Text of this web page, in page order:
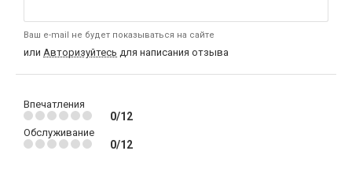
Ваш e-mail не будет показываться на сайте
или Авторизуйтесь для написания отзыва
Впечатления
0/12
Обслуживание
0/12